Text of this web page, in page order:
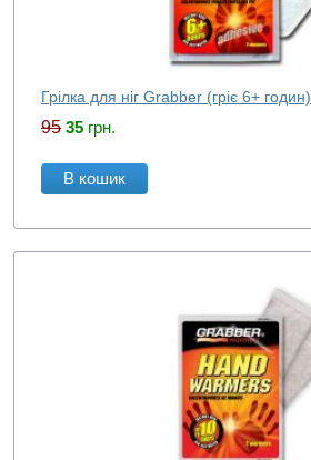
Грілка для ніг Grabber (гріє 6+ годин)
95 35 грн.
В кошик